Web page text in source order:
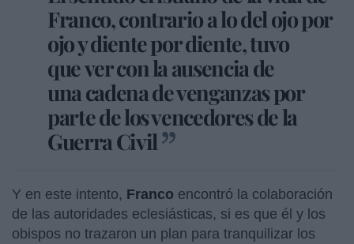
Franco, contrario a lo del ojo por
ojo y diente por diente, tuvo
que ver con la ausencia de
una cadena de venganzas por
parte de los vencedores de la
Guerra Civil
Y en este intento, Franco encontró la colaboración
de las autoridades eclesiásticas, si es que él y los
obispos no trazaron un plan para tranquilizar los